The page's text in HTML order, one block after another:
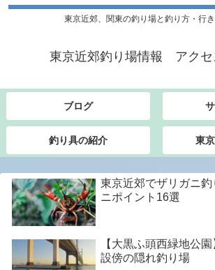
東京近郊、関東の釣り場と釣り方・行
東京近郊釣り場情報 アクセ
ブログ
釣り具の紹介 東
東京近郊でザリガニ
ニポイント16選
【大黒ふ頭西緑地公
設傍の隠れ釣り場